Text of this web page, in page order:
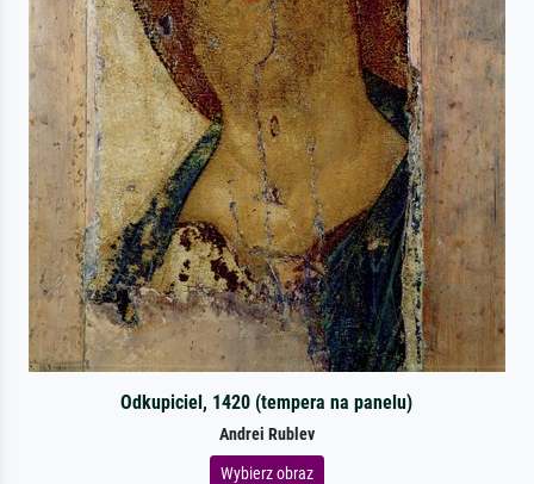
Odkupiciel, 1420 (tempera na panelu)
Andrei Rublev
Wybierz obraz